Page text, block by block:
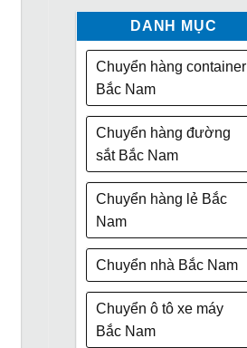
DANH MỤC
Chuyển hàng container
Bắc Nam
Chuyển hàng đường
sắt Bắc Nam
Chuyển hàng lẻ Bắc
Nam
Chuyển nhà Bắc Nam
Chuyển ô tô xe máy
Bắc Nam